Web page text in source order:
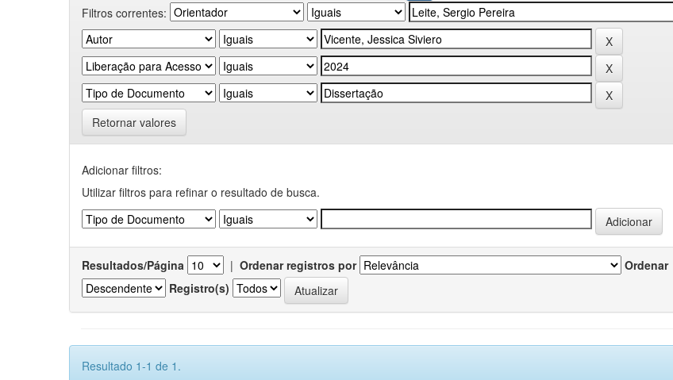
Filtros correntes:
Retornar valores
Adicionar filtros:
Utilizar filtros para refinar o resultado de busca.
Resultados/Página | Ordenar registros por
Ordenar
Registro(s)
Resultado 1-1 de 1.